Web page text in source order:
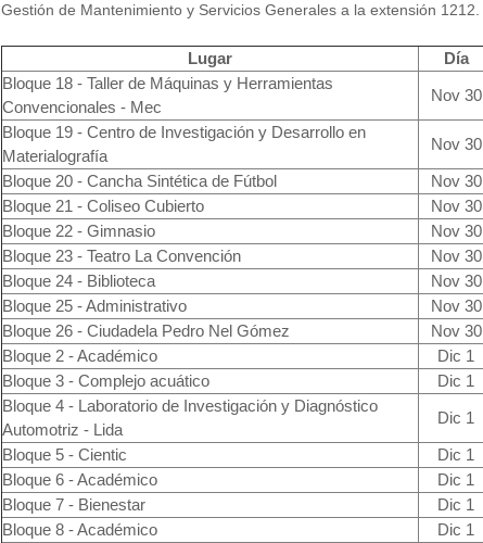
Gestión de Mantenimiento y Servicios Generales a la extensión 1212.
Lugar Día
Bloque 18 - Taller de Máquinas y Herramientas
Convencionales - Mec
Nov 30
Bloque 19 - Centro de Investigación y Desarrollo en
Materialografía
Nov 30
Bloque 20 - Cancha Sintética de Fútbol
Nov 30
Bloque 21 - Coliseo Cubierto
Nov 30
Bloque 22 - Gimnasio
Nov 30
Bloque 23 - Teatro La Convención
Nov 30
Bloque 24 - Biblioteca
Nov 30
Bloque 25 - Administrativo
Nov 30
Bloque 26 - Ciudadela Pedro Nel Gómez
Nov 30
Bloque 2 - Académico
Dic 1
Bloque 3 - Complejo acuático
Dic 1
Bloque 4 - Laboratorio de Investigación y Diagnóstico
Automotriz - Lida
Dic 1
Bloque 5 - Cientic
Dic 1
Bloque 6 - Académico
Dic 1
Bloque 7 - Bienestar
Dic 1
Bloque 8 - Académico
Dic 1